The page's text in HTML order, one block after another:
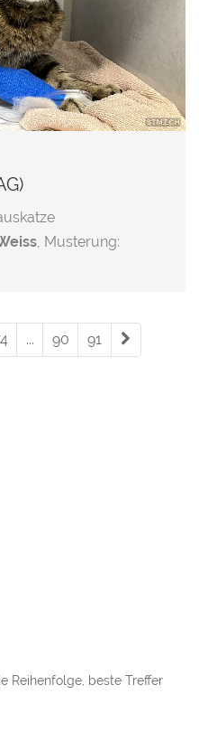
, Musterung:
... 90 91
Reihenfolge, beste Treffer